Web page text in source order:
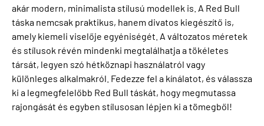
akár modern, minimalista stílusú modellek is. A Red Bull
táska nemcsak praktikus, hanem divatos kiegészítő is,
amely kiemeli viselője egyéniségét. A változatos méretek
és stílusok révén mindenki megtalálhatja a tökéletes
társát, legyen szó hétköznapi használatról vagy
különleges alkalmakról. Fedezze fel a kínálatot, és válassza
ki a legmegfelelőbb Red Bull táskát, hogy megmutassa
rajongását és egyben stílusosan lépjen ki a tömegből!